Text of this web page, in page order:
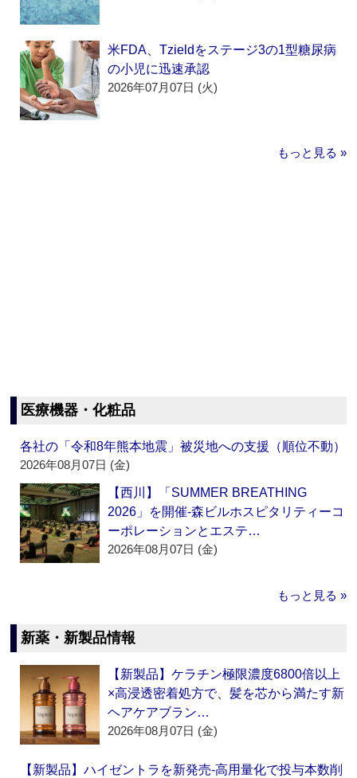
米FDA、Tzieldをステージ3の1型糖尿病
の小児に迅速承認
2026年07月07日 (火)
もっと見る »
医療機器・化粧品
各社の「令和8年熊本地震」被災地への支援（順位不動）
2026年08月07日 (金)
【西川】「SUMMER BREATHING
2026」を開催‐森ビルホスピタリティーコ
ーポレーションとエステ…
2026年08月07日 (金)
もっと見る »
新薬・新製品情報
【新製品】ケラチン極限濃度6800倍以上
×高浸透密着処方で、髪を芯から満たす新
ヘアケアブラン…
2026年08月07日 (金)
【新製品】ハイゼントラを新発売‐高用量化で投与本数削